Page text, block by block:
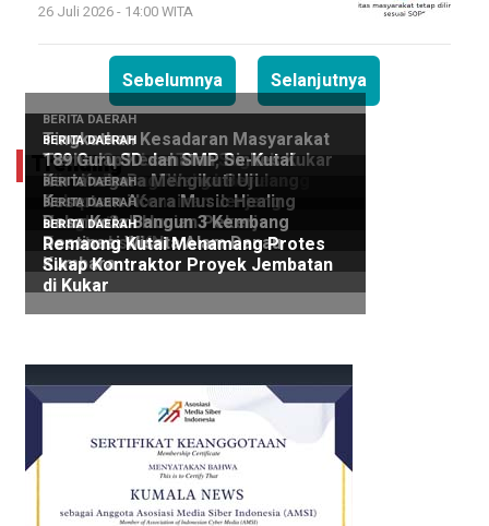
26 Juli 2026 - 14:00 WITA
Sebelumnya Selanjutnya
Trending